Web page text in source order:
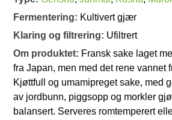
Fermentering: Kultivert gjær
Klaring og filtrering: Ufiltrert
Om produktet: Fransk sake laget
fra Japan, men med det rene vannet
Kjøttfull og umamipreget sake, med
av jordbunn, piggsopp og morkler
balansert. Serveres romtemperert